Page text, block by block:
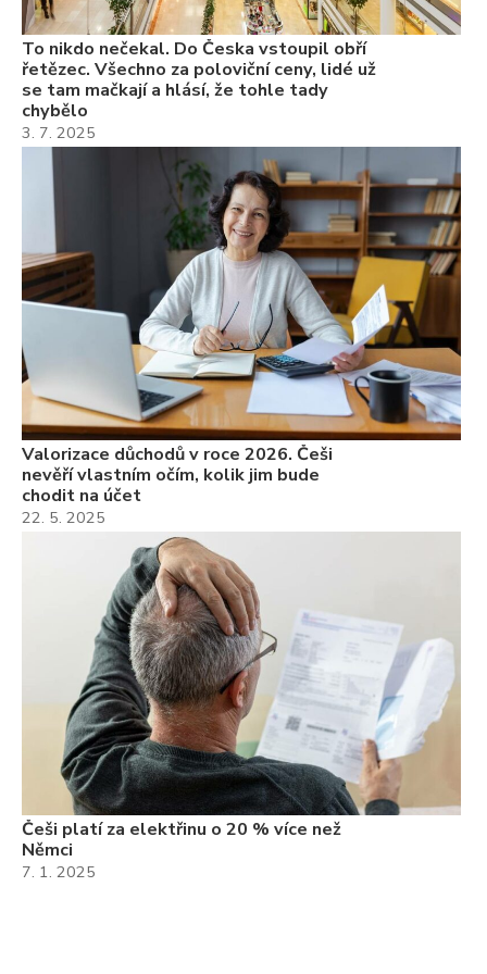
To nikdo nečekal. Do Česka vstoupil obří
řetězec. Všechno za poloviční ceny, lidé už
se tam mačkají a hlásí, že tohle tady
chybělo
3. 7. 2025
Valorizace důchodů v roce 2026. Češi
nevěří vlastním očím, kolik jim bude
chodit na účet
22. 5. 2025
Češi platí za elektřinu o 20 % více než
Němci
7. 1. 2025